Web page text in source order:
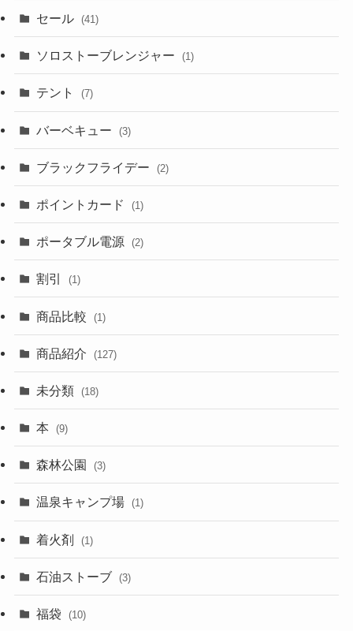
セール (41)
ソロストーブレンジャー (1)
テント (7)
バーベキュー (3)
ブラックフライデー (2)
ポイントカード (1)
ポータブル電源 (2)
割引 (1)
商品比較 (1)
商品紹介 (127)
未分類 (18)
本 (9)
森林公園 (3)
温泉キャンプ場 (1)
着火剤 (1)
石油ストーブ (3)
福袋 (10)